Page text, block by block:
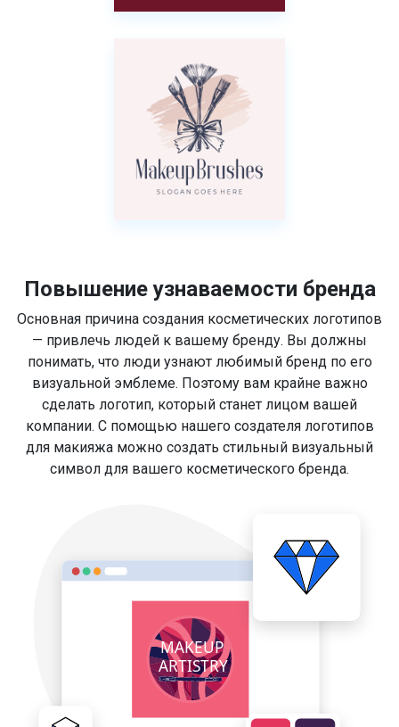
Повышение узнаваемости бренда
Основная причина создания косметических логотипов
— привлечь людей к вашему бренду. Вы должны
понимать, что люди узнают любимый бренд по его
визуальной эмблеме. Поэтому вам крайне важно
сделать логотип, который станет лицом вашей
компании. С помощью нашего создателя логотипов
для макияжа можно создать стильный визуальный
символ для вашего косметического бренда.